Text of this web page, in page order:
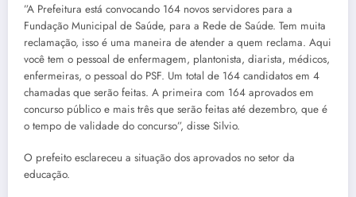
”A Prefeitura está convocando 164 novos servidores para a
Fundação Municipal de Saúde, para a Rede de Saúde. Tem muita
reclamação, isso é uma maneira de atender a quem reclama. Aqui
você tem o pessoal de enfermagem, plantonista, diarista, médicos,
enfermeiras, o pessoal do PSF. Um total de 164 candidatos em 4
chamadas que serão feitas. A primeira com 164 aprovados em
concurso público e mais três que serão feitas até dezembro, que é
o tempo de validade do concurso”, disse Silvio.
O prefeito esclareceu a situação dos aprovados no setor da
educação.